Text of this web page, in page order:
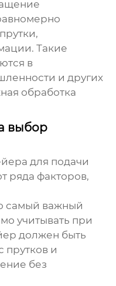
Такие
в
и других
обработка
выбор
для подачи
ряда факторов,
самый важный
учитывать при
должен быть
прутков и
без